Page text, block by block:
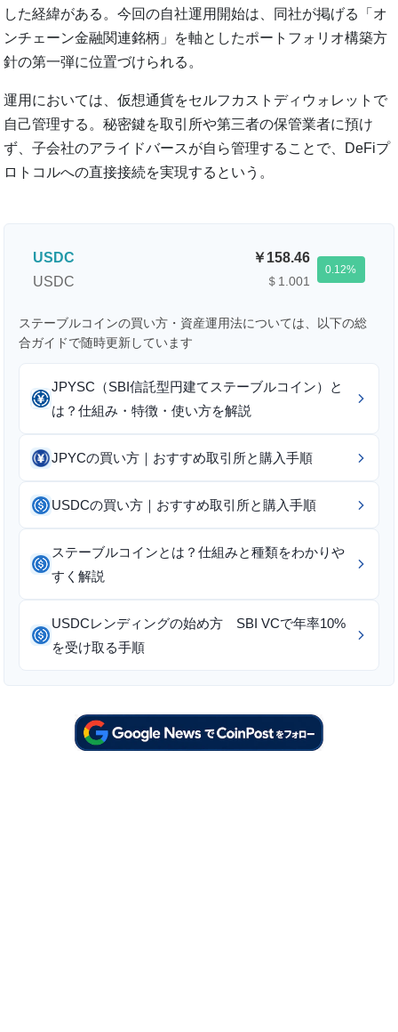
した経緯がある。今回の自社運用開始は、同社が掲げる「オ
ンチェーン金融関連銘柄」を軸としたポートフォリオ構築方
針の第一弾に位置づけられる。
運用においては、仮想通貨をセルフカストディウォレットで
自己管理する。秘密鍵を取引所や第三者の保管業者に預け
ず、子会社のアライドバースが自ら管理することで、DeFiプ
ロトコルへの直接接続を実現するという。
USDC
USDC
158.46
＄1.001
0.12
ステーブルコインの買い方・資産運用法については、以下の総
合ガイドで随時更新しています
JPYSC（SBI信託型円建てステーブルコイン）と
は？仕組み・特徴・使い方を解説
JPYCの買い方｜おすすめ取引所と購入手順
USDCの買い方｜おすすめ取引所と購入手順
ステーブルコインとは？仕組みと種類をわかりや
すく解説
USDCレンディングの始め方 SBI VCで年率10%
を受け取る手順